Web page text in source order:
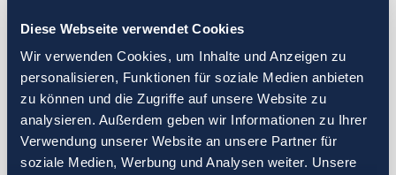
Diese Webseite verwendet Cookies
Wir verwenden Cookies, um Inhalte und Anzeigen zu
personalisieren, Funktionen für soziale Medien anbieten
zu können und die Zugriffe auf unsere Website zu
analysieren. Außerdem geben wir Informationen zu Ihrer
Verwendung unserer Website an unsere Partner für
soziale Medien, Werbung und Analysen weiter. Unsere